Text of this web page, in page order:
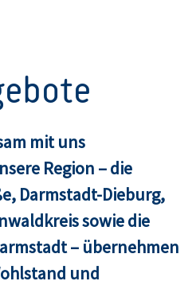
mit uns
Region – die
Darmstadt-Dieburg,
sowie die
– übernehmen
und